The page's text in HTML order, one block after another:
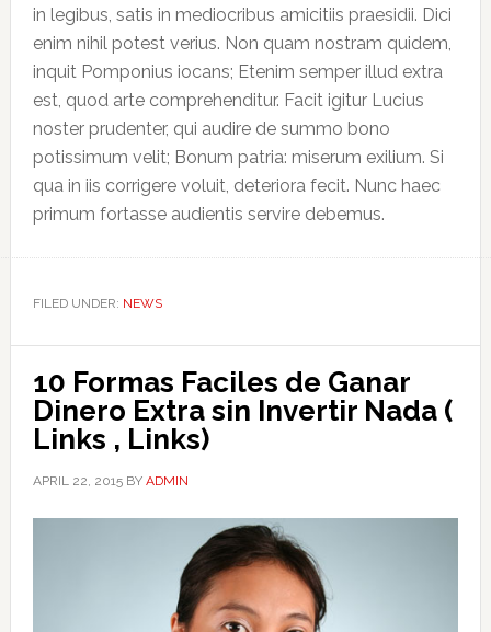
in legibus, satis in mediocribus amicitiis praesidii. Dici
enim nihil potest verius. Non quam nostram quidem,
inquit Pomponius iocans; Etenim semper illud extra
est, quod arte comprehenditur. Facit igitur Lucius
noster prudenter, qui audire de summo bono
potissimum velit; Bonum patria: miserum exilium. Si
qua in iis corrigere voluit, deteriora fecit. Nunc haec
primum fortasse audientis servire debemus.
FILED UNDER: NEWS
10 Formas Faciles de Ganar
Dinero Extra sin Invertir Nada (
Links , Links)
APRIL 22, 2015BY ADMIN